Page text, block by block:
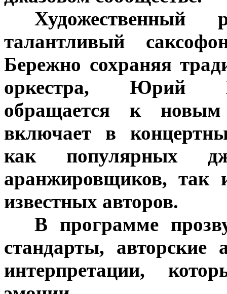
Художественный
талантливый
Бережно сохраняя
оркестра, Юрий
обращается к
включает в
как популярных
аранжировщиков,
известных авторов.
В программе
стандарты, авторские
интерпретации,